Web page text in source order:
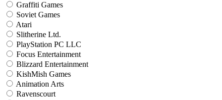
Graffiti Games
Soviet Games
Atari
Slitherine Ltd.
PlayStation PC LLC
Focus Entertainment
Blizzard Entertainment
KishMish Games
Animation Arts
Ravenscourt